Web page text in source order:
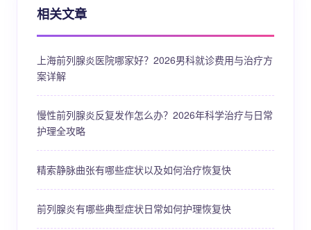
相关文章
上海前列腺炎医院哪家好？2026男科就诊费用与治疗方
案详解
慢性前列腺炎反复发作怎么办？2026年科学治疗与日常
护理全攻略
精索静脉曲张有哪些症状以及如何治疗恢复快
前列腺炎有哪些典型症状日常如何护理恢复快